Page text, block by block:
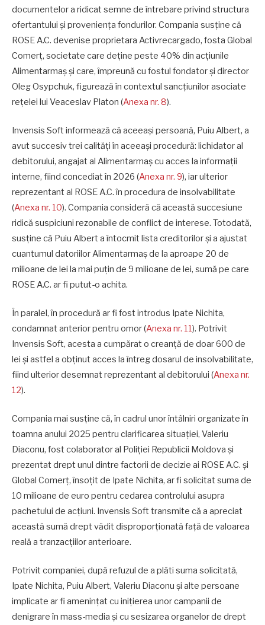
documentelor a ridicat semne de întrebare privind structura
ofertantului și proveniența fondurilor. Compania susține că
ROSE A.C. devenise proprietara Activrecargado, fosta Global
Comerț, societate care deține peste 40% din acțiunile
Alimentarmaș și care, împreună cu fostul fondator și director
Oleg Osypchuk, figurează în contextul sancțiunilor asociate
rețelei lui Veaceslav Platon (Anexa nr. 8).
Invensis Soft informează că aceeași persoană, Puiu Albert, a
avut succesiv trei calități în aceeași procedură: lichidator al
debitorului, angajat al Alimentarmaș cu acces la informații
interne, fiind concediat în 2026 (Anexa nr. 9), iar ulterior
reprezentant al ROSE A.C. în procedura de insolvabilitate
(Anexa nr. 10). Compania consideră că această succesiune
ridică suspiciuni rezonabile de conflict de interese. Totodată,
susține că Puiu Albert a întocmit lista creditorilor și a ajustat
cuantumul datoriilor Alimentarmaș de la aproape 20 de
milioane de lei la mai puțin de 9 milioane de lei, sumă pe care
ROSE A.C. ar fi putut-o achita.
În paralel, în procedură ar fi fost introdus Ipate Nichita,
condamnat anterior pentru omor (Anexa nr. 11). Potrivit
Invensis Soft, acesta a cumpărat o creanță de doar 600 de
lei și astfel a obținut acces la întreg dosarul de insolvabilitate,
fiind ulterior desemnat reprezentant al debitorului (Anexa nr.
12).
Compania mai susține că, în cadrul unor întâlniri organizate în
toamna anului 2025 pentru clarificarea situației, Valeriu
Diaconu, fost colaborator al Poliției Republicii Moldova și
prezentat drept unul dintre factorii de decizie ai ROSE A.C. și
Global Comerț, însoțit de Ipate Nichita, ar fi solicitat suma de
10 milioane de euro pentru cedarea controlului asupra
pachetului de acțiuni. Invensis Soft transmite că a apreciat
această sumă drept vădit disproporționată față de valoarea
reală a tranzacțiilor anterioare.
Potrivit companiei, după refuzul de a plăti suma solicitată,
Ipate Nichita, Puiu Albert, Valeriu Diaconu și alte persoane
implicate ar fi amenințat cu inițierea unor campanii de
denigrare în mass-media și cu sesizarea organelor de drept